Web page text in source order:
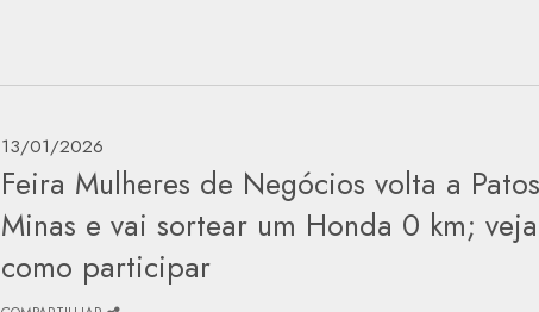
13/01/2026
Feira Mulheres de Negócios volta a
Minas e vai sortear um Honda 0 km; veja
como participar